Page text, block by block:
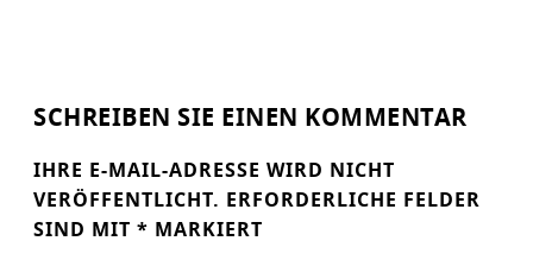
SCHREIBEN SIE EINEN KOMMENTAR
IHRE E-MAIL-ADRESSE WIRD NICHT
VERÖFFENTLICHT.
ERFORDERLICHE FELDER
SIND MIT * MARKIERT